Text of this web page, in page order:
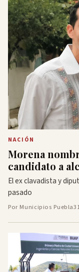
NACIÓN
Morena
candidato a
El ex clavadista y
pasado
Por Municipios Puebla